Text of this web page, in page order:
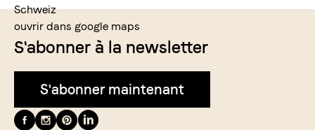
Schweiz
ouvrir dans google maps
S'abonner à la newsletter
S'abonner maintenant
Suivez-